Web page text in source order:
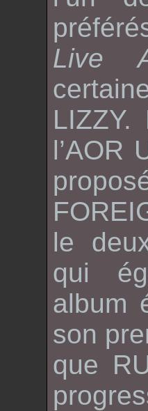
Live
LIZZY.
l’AOR
le
qui
album
son
que